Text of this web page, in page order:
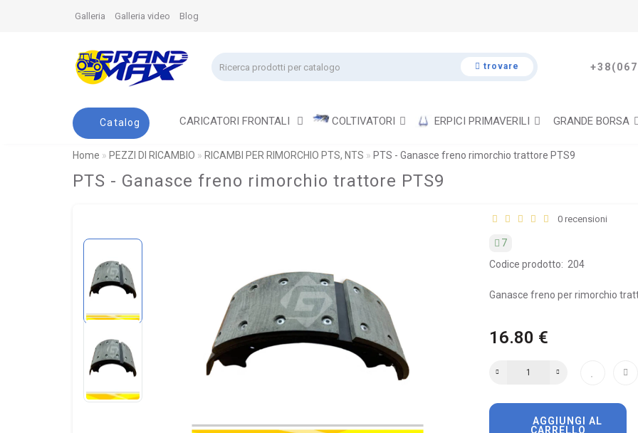
Galleria Galleria video Blog
trovare
Catalog CARICATORI FRONTALI COLTIVATORI ERPICI PRIMAVERILI GRANDE BORSA
Home PEZZI DI RICAMBIO RICAMBI PER RIMORCHIO PTS, NTS PTS - Ganasce freno rimorchio trattore PTS9
PTS - Ganasce freno rimorchio trattore PTS9
0 recensioni
7
Codice prodotto: 204
Ganasce freno per rimorchio
16.80 €
CARRELLO